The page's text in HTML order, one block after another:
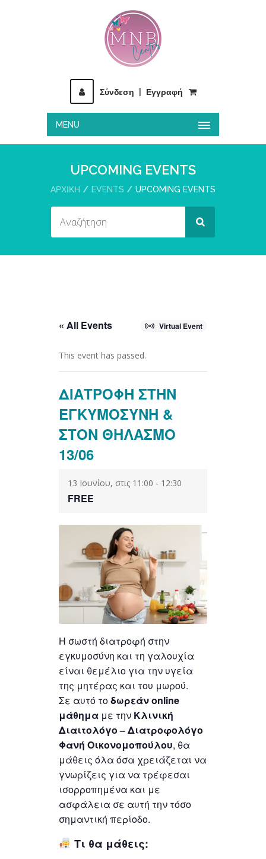
Σύνδεση Εγγραφή
MENU
UPCOMING EVENTS
ΑΡΧΙΚΉ EVENTS UPCOMING EVENTS
« All Events Virtual Event
This event has passed.
ΔΙΑΤΡΟΦΗ ΣΤΗΝ
ΕΓΚΥΜΟΣΥΝΗ &
ΣΤΟΝ ΘΗΛΑΣΜΟ
13/06
13 Ιουνίου, στις 11:00 - 12:30
FREE
Η σωστή διατροφή στην
εγκυμοσύνη και τη γαλουχία
είναι θεμέλιο για την υγεία
της μητέρας και του μωρού.
Σε αυτό τοδωρεάν online
μάθημα με την Κλινική
Διαιτολόγο – Διατροφολόγο
Φανή Οικονομοπούλου, θα
μάθεις όλα όσα χρειάζεται να
γνωρίζεις για να τρέφεσαι
ισορροπημένα και με
ασφάλεια σε αυτή την τόσο
σημαντική περίοδο.
Τι θα μάθεις: